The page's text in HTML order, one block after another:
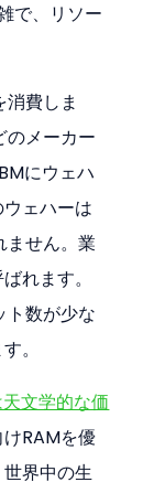
で、リソー
費しま
のメーカー
にウェハ
ェハーは
ません。業
れます。
ト数が少な
。
文学的な価
RAMを優
界中の生